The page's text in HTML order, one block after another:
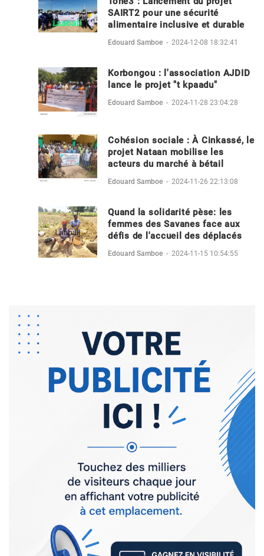
SAIRT2 pour une sécurité
alimentaire inclusive et durable
Edouard Samboe - 2024-12-08 18:32:41
Korbongou : l'association AJDID
lance le projet "t kpaadu"
Edouard Samboe - 2024-11-28 23:04:28
Cohésion sociale : À Cinkassé, le
projet Nataan mobilise les
acteurs du marché à bétail
Edouard Samboe - 2024-11-26 22:13:08
Quand la solidarité pèse: les
femmes des Savanes face aux
défis de l'accueil des déplacés
Edouard Samboe - 2024-11-15 10:54:55